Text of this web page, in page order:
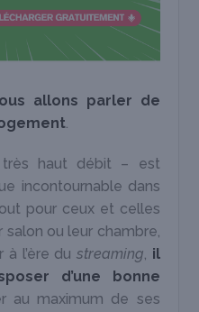
allons parler de
.
très haut débit – est
incontournable dans
pour ceux et celles
ou leur chambre,
l’ère du streaming, il
d’une bonne
au maximum de ses